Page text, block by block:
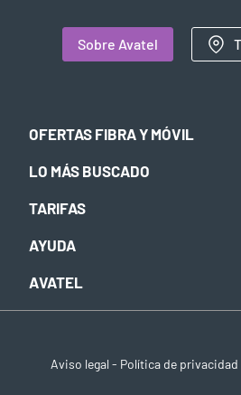
Sobre Avatel
OFERTAS FIBRA Y MÓVIL
LO MÁS BUSCADO
TARIFAS
AYUDA
AVATEL
Aviso legal - Política de privacidad